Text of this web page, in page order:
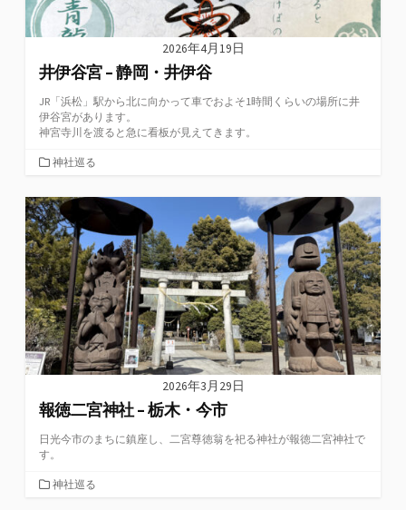
2026年4月19日
井伊谷宮 – 静岡・井伊谷
JR「浜松」駅から北に向かって車でおよそ1時間くらいの場所に井
伊谷宮があります。
神宮寺川を渡ると急に看板が見えてきます。
カ
ゴ
リ
ー
神社巡る
2026年3月29日
報徳二宮神社 – 栃木・今市
日光今市のまちに鎮座し、二宮尊徳翁を祀る神社が報徳二宮神社で
す。
カ神社巡る